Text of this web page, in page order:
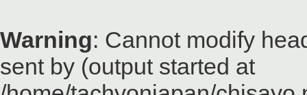
Warning: Cannot modify
sent by (output started at